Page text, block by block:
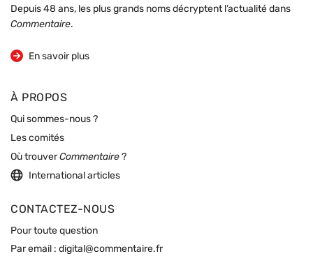
Depuis 48 ans, les plus grands noms décryptent l’actualité dans
Commentaire.
En savoir plus
sur la revue
À PROPOS
Qui sommes-nous ?
Les comités
Où trouverCommentaire ?
International articles
CONTACTEZ-NOUS
Pour toute question
Par email : digital@commentaire.fr